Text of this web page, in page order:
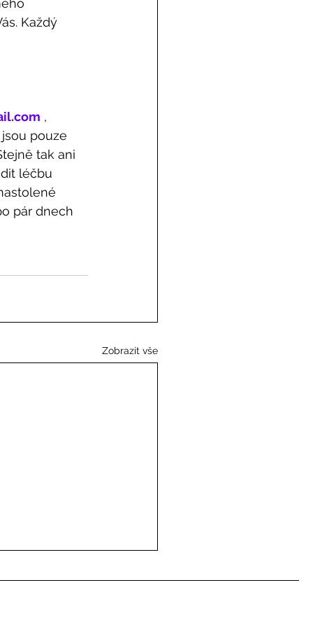
Každý
,
pouze
tak ani
léčbu
pár dnech
Zobrazit vše